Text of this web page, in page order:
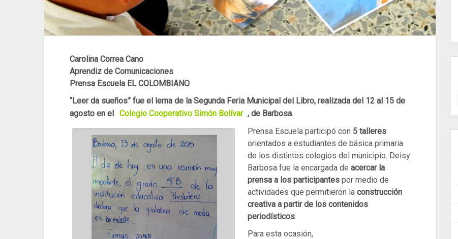
Carolina Correa Cano
Aprendiz de Comunicaciones
Prensa Escuela EL COLOMBIANO
“Leer da sueños” fue el lema de la Segunda Feria Municipal del Libro, realizada del 12 al 15 de
agosto en el Colegio Cooperativo Simón Bolívar , de Barbosa.
Prensa Escuela participó con 5 talleres
orientados a estudiantes de básica primaria
de los distintos colegios del municipio. Deisy
Barbosa fue la encargada de acercar la
prensa a los participantes por medio de
actividades que permitieron la construcción
creativa a partir de los contenidos
periodísticos.
Para esta ocasión,